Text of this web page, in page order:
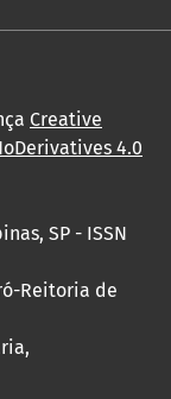
Creative
4.0
SP - ISSN
Reitoria de